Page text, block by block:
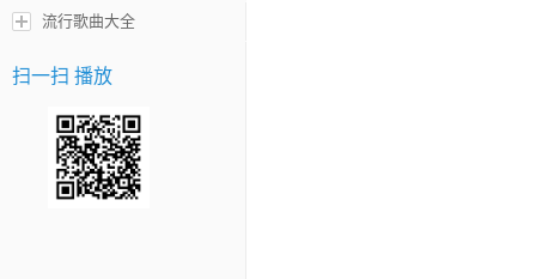
流行歌曲大全
扫一扫 播放